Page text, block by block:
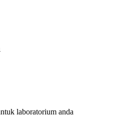
laboratorium anda